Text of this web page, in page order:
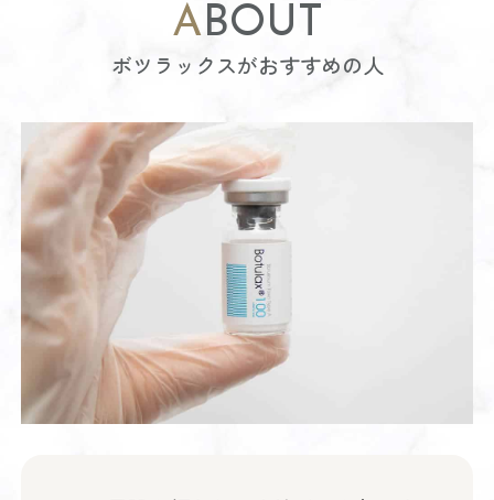
ABOUT
ボツラックスがおすすめの人